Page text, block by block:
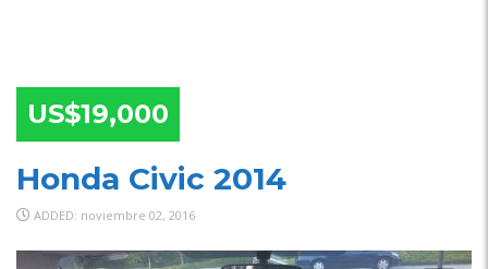
US$19,000
Honda Civic 2014
ADDED: noviembre 02, 2016